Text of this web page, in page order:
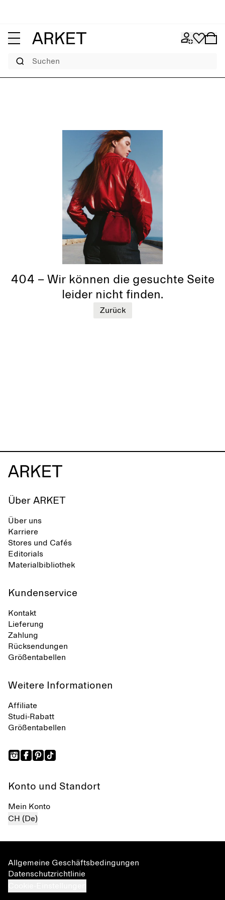
Suchen
404 – Wir können die gesuchte Seite
leider nicht finden.
Zurück
Über ARKET
Über uns
Karriere
Stores und Cafés
Editorials
Materialbibliothek
Kundenservice
Kontakt
Lieferung
Zahlung
Rücksendungen
Größentabellen
Weitere Informationen
Affiliate
Studi-Rabatt
Größentabellen
Konto und Standort
Mein Konto
CH (De)
Allgemeine Geschäftsbedingungen
Datenschutzrichtlinie